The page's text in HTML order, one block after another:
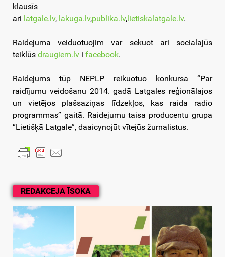
REDAKCEJA ĪSOKA
klausīs
ari latgale.lv, lakuga.lv,publika.lv, lietiskalatgale.lv.
Raidejuma veiduotuojim var sekuot ari socialajūs
teiklūs draugiem.lv i facebook.
Raidejums tūp NEPLP reikuotuo konkursa “Par
raidījumu veidošanu 2014. gadā Latgales reģionālajos
un vietējos plašsaziņas līdzekļos, kas raida radio
programmas” gaitā. Raidejumu taisa producentu grupa
“Lietišķā Latgale”, daaicynojūt vītejūs žurnalistus.